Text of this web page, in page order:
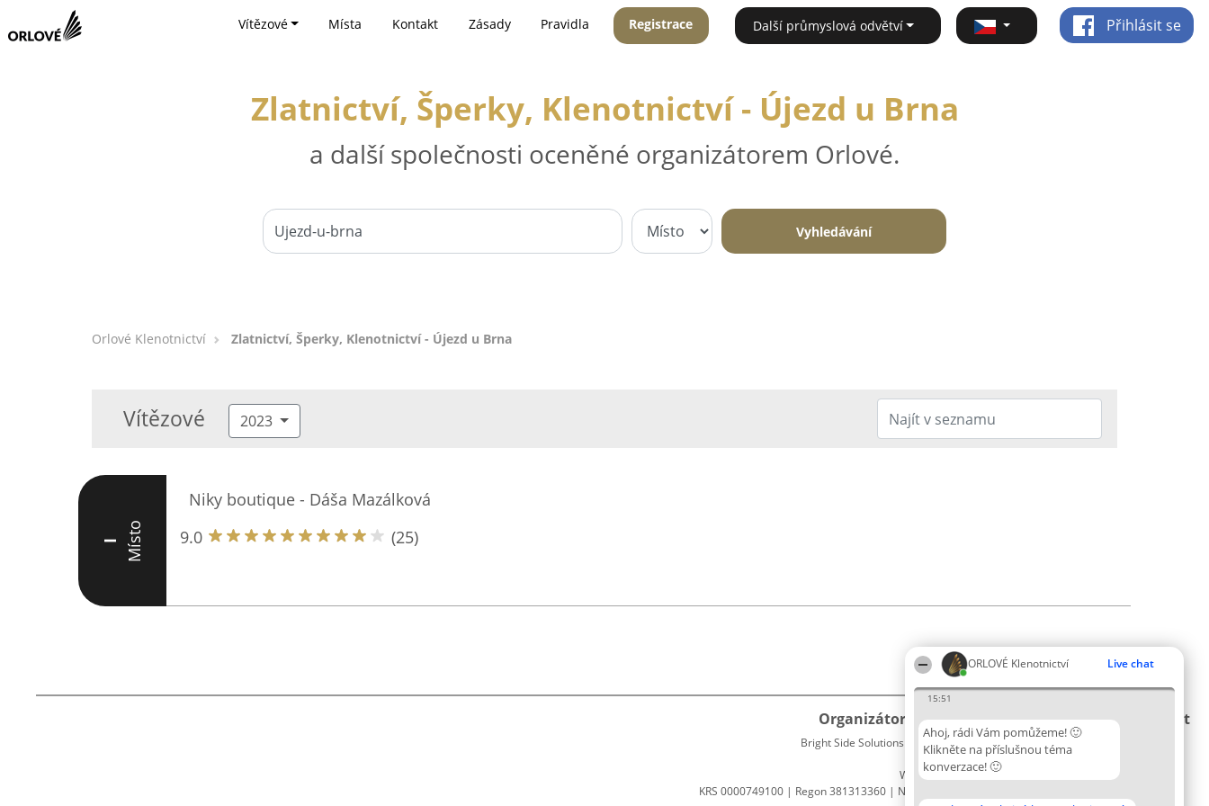
ORLOVÉ Klenotnictví Live chat
15:51
Ahoj, rádi Vám pomůžeme! 🙂
Klikněte na příslušnou téma
konverzace! 🙂
Vítězové Místa Kontakt Zásady Pravidla Registrace Další průmyslová odvětví Přihlásit se
Zlatnictví, Šperky, Klenotnictví - Újezd u Brna
a další společnosti oceněné organizátorem Orlové.
Vyhledávání
Orlové Klenotnictví Zlatnictví, Šperky, Klenotnictví - Újezd u Brna
Vítězové 2023
I Místo
Niky boutique - Dáša Mazálková
9.0
(25)
Organizátor hlasování
Bright Side Solutions sp. z o. o. sp. k.
ul. Ruska 22
Wrocław 50-079
KRS 0000749100 | Regon 381313360 | NIP 8943132676
Plebiscyt
Vítězové
Seznam
Kontakt